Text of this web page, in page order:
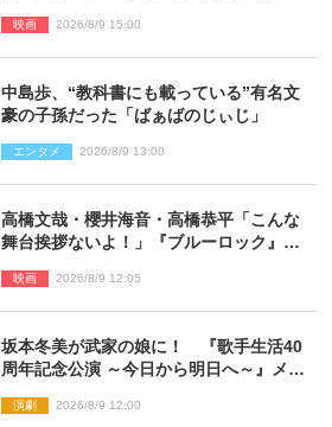
映画 2026/8/9 15:00
中島歩、“教科書にも載っている”有名文
豪の子孫だった「ばぁばのじぃじ」
エンタメ 2026/8/9 13:00
高橋文哉・櫻井海音・高橋恭平「こんな
舞台挨拶ないよ！」『ブルーロック』自
映画 2026/8/9 12:05
坂本冬美が武家の娘に！ 『歌手生活40
周年記念公演 ～今日から明日へ～』メイ
演劇 2026/8/9 12:00